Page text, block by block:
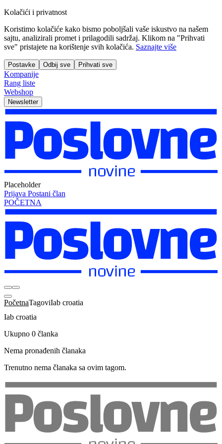
Kolačići i privatnost
Koristimo kolačiće kako bismo poboljšali vaše iskustvo na našem
sajtu, analizirali promet i prilagodili sadržaj. Klikom na "Prihvati
sve" pristajete na korištenje svih kolačića. Saznajte više
Postavke Odbij sve Prihvati sve
Kompanije
Rang liste
Webshop
Newsletter
Placeholder
Prijava Postani član
POČETNA
PočetnaTagoviIab croatia
Iab croatia
Ukupno 0 članka
Nema pronađenih članaka
Trenutno nema članaka sa ovim tagom.